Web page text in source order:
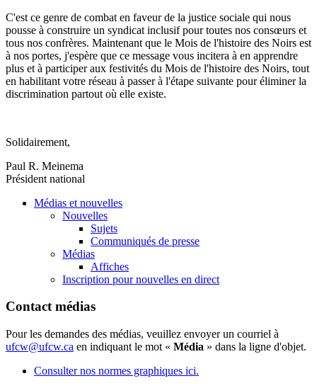
C'est ce genre de combat en faveur de la justice sociale qui nous
pousse à construire un syndicat inclusif pour toutes nos consœurs et
tous nos confrères. Maintenant que le Mois de l'histoire des Noirs est
à nos portes, j'espère que ce message vous incitera à en apprendre
plus et à participer aux festivités du Mois de l'histoire des Noirs, tout
en habilitant votre réseau à passer à l'étape suivante pour éliminer la
discrimination partout où elle existe.
Solidairement,
Paul R. Meinema
Président national
Médias et nouvelles
Nouvelles
Sujets
Communiqués de presse
Médias
Affiches
Inscription pour nouvelles en direct
Contact médias
Pour les demandes des médias, veuillez envoyer un courriel à
ufcw@ufcw.ca en indiquant le mot « Média » dans la ligne d'objet.
Consulter nos normes graphiques ici.